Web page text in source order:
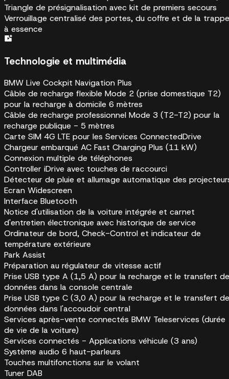
Triangle de présignalisation avec kit de premiers secours
Verrouillage centralisé des portes, du coffre et de la trappe
à essence
Technologie et multimédia
BMW Live Cockpit Navigation Plus
Câble de recharge flexible Mode 2 (prise domestique T2)
pour la recharge à domicile 6 mètres
Câble de recharge professionnel Mode 3 (T2-T2) pour la
recharge publique - 5 mètres
Carte SIM 4G LTE pour les Services ConnectedDrive
Chargeur embarqué AC Fast Charging Plus (11 kW)
Connexion multiple de téléphones
Controller iDrive avec touches de raccourci
Détecteur de pluie et allumage automatique des
Ecran Widescreen
Interface Bluetooth
Notice d'utilisation de la voiture intégrée et carnet
d'entretien électronique avec historique de service
Ordinateur de bord, Check-Control et indicateur de
température extérieure
Park Assist
Préparation au régulateur de vitesse actif
Prise USB type A (1,5 A) pour la recharge et le transfert de
données dans la console centrale
Prise USB type C (3,0 A) pour la recharge et le transfert de
données dans l'accoudoir central
Services après-vente connectés BMW Teleservices (durée
de vie de la voiture)
Services connectés - Applications véhicule (3 ans)
Système audio 6 haut-parleurs
Touches multifonctions sur le volant
Tuner DAB